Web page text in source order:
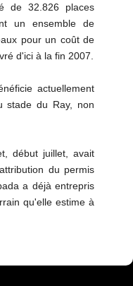
de 32.826 places
un ensemble de
pour un coût de
d'ici à la fin 2007.
actuellement
stade du Ray, non
début juillet, avait
du permis
a déjà entrepris
qu'elle estime à